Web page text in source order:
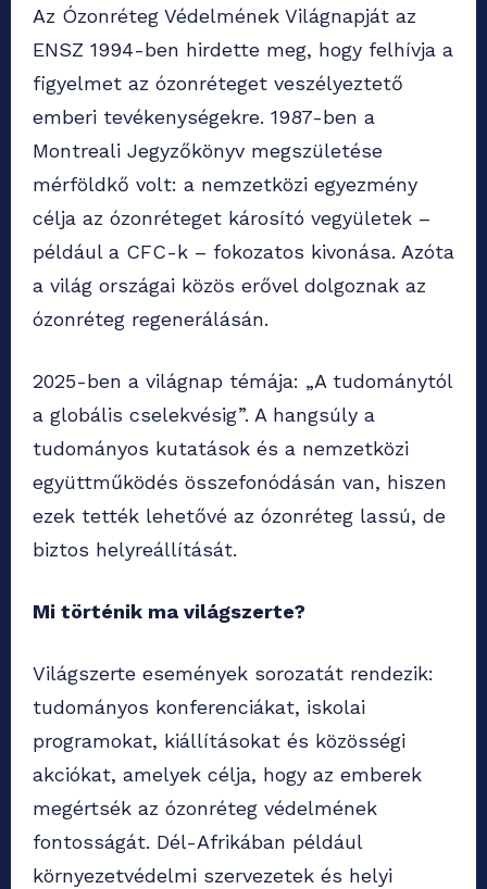
Az Ózonréteg Védelmének Világnapját az
ENSZ 1994-ben hirdette meg, hogy felhívja a
figyelmet az ózonréteget veszélyeztető
emberi tevékenységekre. 1987-ben a
Montreali Jegyzőkönyv megszületése
mérföldkő volt: a nemzetközi egyezmény
célja az ózonréteget károsító vegyületek –
például a CFC-k – fokozatos kivonása. Azóta
a világ országai közös erővel dolgoznak az
ózonréteg regenerálásán.
2025-ben a világnap témája: „A tudománytól
a globális cselekvésig”. A hangsúly a
tudományos kutatások és a nemzetközi
együttműködés összefonódásán van, hiszen
ezek tették lehetővé az ózonréteg lassú, de
biztos helyreállítását.
Mi történik ma világszerte?
Világszerte események sorozatát rendezik:
tudományos konferenciákat, iskolai
programokat, kiállításokat és közösségi
akciókat, amelyek célja, hogy az emberek
megértsék az ózonréteg védelmének
fontosságát. Dél-Afrikában például
környezetvédelmi szervezetek és helyi